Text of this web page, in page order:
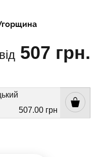
від 507 грн.
507.00 грн